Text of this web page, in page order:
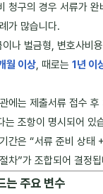
청구의 경우 서류가 완
가 많습니다.
나 벌금형, 변호사비
월 이상, 때로는 1년 이
에는 제출서류 접수 후
는 조항이 명시되어 있
간은 “서류 준비 상태
차”가 조합되어 결정
는 주요 변수